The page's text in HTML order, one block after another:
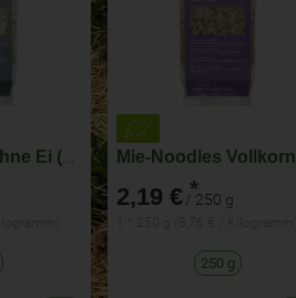
Mie-Noodles ohne Ei (Vegan) Mie-Noodles Vollkorn
2,19 € *
/ 250 g
250 g